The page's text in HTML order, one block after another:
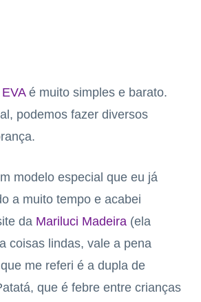
é muito simples e barato.
podemos fazer diversos
modelo especial que eu já
a muito tempo e acabei
da Mariluci Madeira (ela
coisas lindas, vale a pena
me referi é a dupla de
que é febre entre crianças